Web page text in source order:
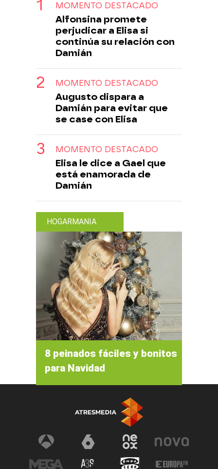
MOMENTO DESTACADO
Alfonsina promete
perjudicar a Elisa si
continúa su relación con
Damián
MOMENTO DESTACADO
Augusto dispara a
Damián para evitar que
se case con Elisa
MOMENTO DESTACADO
Elisa le dice a Gael que
está enamorada de
Damián
HOGARMANIA
8 peinados fáciles y bonitos
para Navidad